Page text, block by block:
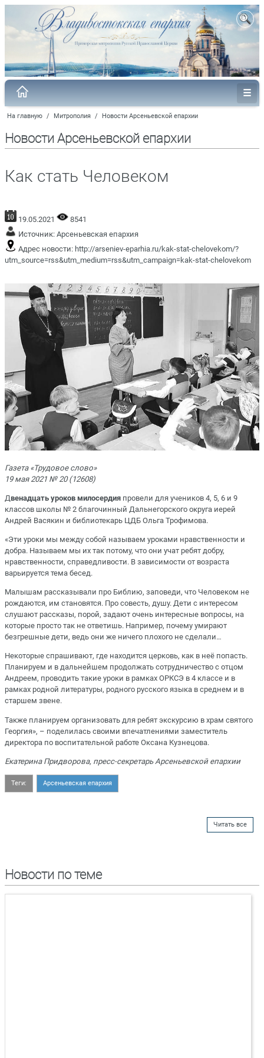
На главную / Митрополия / Новости Арсеньевской епархии
Новости Арсеньевской епархии
Как стать Человеком
19.05.2021
8541
Источник: Арсеньевская епархия
Адрес новости: http://arseniev-eparhia.ru/kak-stat-chelovekom/?
utm_source=rss&utm_medium=rss&utm_campaign=kak-stat-chelovekom
Газета «Трудовое слово»
19 мая 2021 № 20 (12608)
Двенадцать уроков милосердия провели для учеников 4, 5, 6 и 9
классов школы № 2 благочинный Дальнегорского округа иерей
Андрей Васякин и библиотекарь ЦДБ Ольга Трофимова.
«Эти уроки мы между собой называем уроками нравственности и
добра. Называем мы их так потому, что они учат ребят добру,
нравственности, справедливости. В зависимости от возраста
варьируется тема бесед.
Малышам рассказывали про Библию, заповеди, что Человеком не
рождаются, им становятся. Про совесть, душу. Дети с интересом
слушают рассказы, порой, задают очень интересные вопросы, на
которые просто так не ответишь. Например, почему умирают
безгрешные дети, ведь они же ничего плохого не сделали…
Некоторые спрашивают, где находится церковь, как в неё попасть.
Планируем и в дальнейшем продолжать сотрудничество с отцом
Андреем, проводить такие уроки в рамках ОРКСЭ в 4 классе и в
рамках родной литературы, родного русского языка в среднем и в
старшем звене.
Также планируем организовать для ребят экскурсию в храм святого
Георгия», – поделилась своими впечатлениями заместитель
директора по воспитательной работе Оксана Кузнецова.
Екатерина Придворова, пресс-секретарь Арсеньевской епархии
Теги: Арсеньевская епархия
Читать все
Новости по теме